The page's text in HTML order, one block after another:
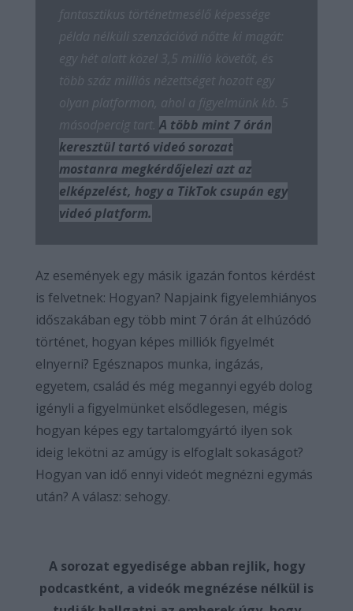
fantasztikus történetmesélő képessége
példa nélküli szenzációvá nőtte ki magát:
egy hét alatt közel 3,5 millió követőt, és
több száz milliós nézettséget hozott egy
olyan platformon, ahol a figyelmünk kb. 5
másodpercig tart. A több mint 7 órán
keresztül tartó videó sorozat
mostanra megkérdőjelezi azt az
elképzelést, hogy a TikTok csupán egy
videó platform.
Az események egy másik igazán fontos kérdést
is felvetnek: Hogyan? Napjaink figyelemhiányos
időszakában egy több mint 7 órán át elhúzódó
történet, hogyan képes milliók figyelmét
elnyerni? Egésznapos munka, ingázás,
egyetem, család és még megannyi egyéb dolog
igényli a figyelmünket elsődlegesen, mégis
hogyan képes egy tartalomgyártó ilyen sok
ideig lekötni az amúgy is elfoglalt sokaságot?
Hogyan van idő ennyi videót megnézni egymás
után? A válasz: sehogy.
A sorozat egyedisége abban rejlik, hogy
podcastként, a videók megnézése nélkül is